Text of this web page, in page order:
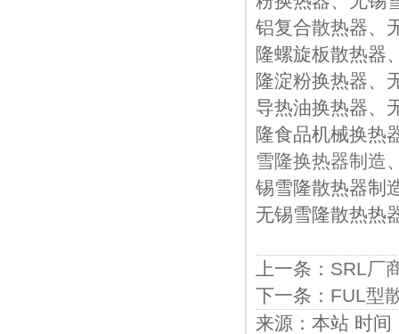
铝复合散热器、
隆螺旋板散热器
隆淀粉换热器、
导热油换热器、
隆食品机械换热
雪隆换热器制造
锡雪隆散热器制
无锡雪隆散热热
上一条： SRL厂
下一条： FUL型
来源：本站 时